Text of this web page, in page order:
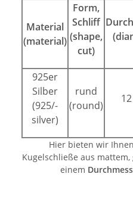
Material
(material)
Form,
Schliff
(shape,
cut)
925er
Silber
(925/-
silver)
rund
(round)
Hier bieten wir
Kugelschließe aus
einem